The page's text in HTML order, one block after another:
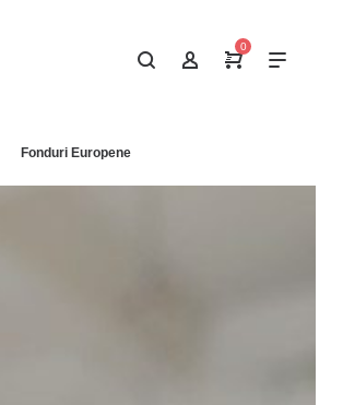
0
Fonduri Europene